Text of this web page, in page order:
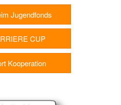
Jugendfonds
CUP
Kooperation